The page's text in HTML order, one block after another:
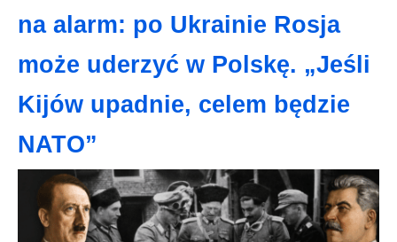
na alarm: po Ukrainie Rosja
może uderzyć w Polskę. „Jeśli
Kijów upadnie, celem będzie
NATO”